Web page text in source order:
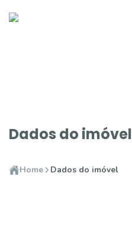
Dados do imóvel
Home Dados do imóvel